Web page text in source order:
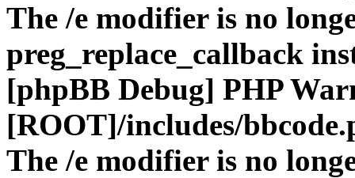
The /e modifier is no
preg_replace_callback
[phpBB Debug] PHP
[ROOT]/includes/
The /e modifier is no